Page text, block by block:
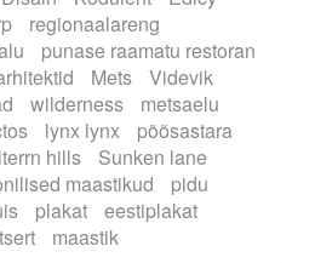
regionaalareng
punase raamatu restoran
Mets
Videvik
wilderness
metsaelu
lynx lynx
põõsastara
hills
Sunken lane
maastikud
pidu
plakat
eestiplakat
maastik